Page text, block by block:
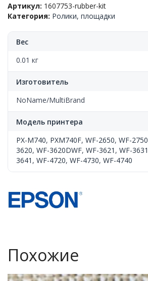
узла
дуплекса(3
комплект),
WF-
3621/PXM740F,
1607753
Артикул: 1607753-rubber-kit
Категория: Ролики, площадки
Вес
0.01 кг
Изготовитель
NoName/MultiBrand
Модель принтера
PX-M740, PXM740F, WF-2650, WF-2750
3620, WF-3620DWF, WF-3621 , WF-3631
3641 , WF-4720, WF-4730, WF-4740
Похожие